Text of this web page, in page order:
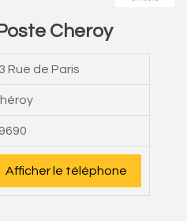
Cheroy
Rue de Paris
Afficher le téléphone